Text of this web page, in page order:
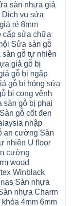
sàn nhựa giả
Dịch vụ sửa
rẻ 8mm
cấp sửa chữa
Sửa sàn gỗ
gỗ tự nhiên
giả gỗ bị
gỗ bị ngập
gỗ bị hỏng sửa
bị cong vênh
sàn gỗ bị phai
gỗ cốt đen
nhập
an cường Sàn
nhiên U floor
cường
wood
Winblack
Sàn nhựa
nhựa Charm
4mm 6mm